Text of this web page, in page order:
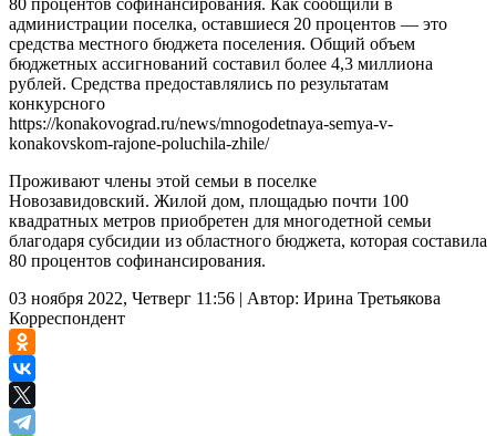
администрации поселка, оставшиеся 20 процентов — это
средства местного бюджета поселения. Общий объем
бюджетных ассигнований составил более 4,3 миллиона
рублей. Средства предоставлялись по результатам
конкурсного
https://konakovograd.ru/news/mnogodetnaya-semya-v-
konakovskom-rajone-poluchila-zhile/
Проживают члены этой семьи в поселке
Новозавидовский. Жилой дом, площадью почти 100
квадратных метров приобретен для многодетной семьи
благодаря субсидии из областного бюджета, которая составила
80 процентов софинансирования.
03 ноября 2022, Четверг 11:56 | Автор: Ирина Третьякова
Корреспондент